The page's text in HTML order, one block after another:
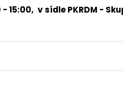
v sídle PKRDM -